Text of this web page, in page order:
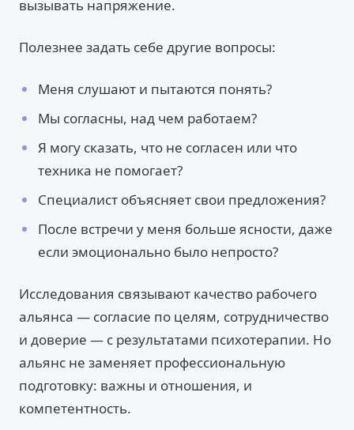
вызывать напряжение.
Полезнее задать себе другие вопросы:
Меня слушают и пытаются понять?
Мы согласны, над чем работаем?
Я могу сказать, что не согласен или что
техника не помогает?
Специалист объясняет свои предложения?
После встречи у меня больше ясности, даже
если эмоционально было непросто?
Исследования связывают качество рабочего
альянса — согласие по целям, сотрудничество
и доверие — с результатами психотерапии. Но
альянс не заменяет профессиональную
подготовку: важны и отношения, и
компетентность.